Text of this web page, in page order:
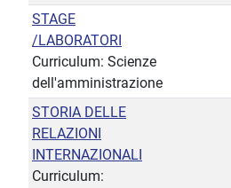
STAGE
/LABORATORI
Curriculum: Scienze
dell'amministrazione
STORIA DELLE
RELAZIONI
INTERNAZIONALI
Curriculum: